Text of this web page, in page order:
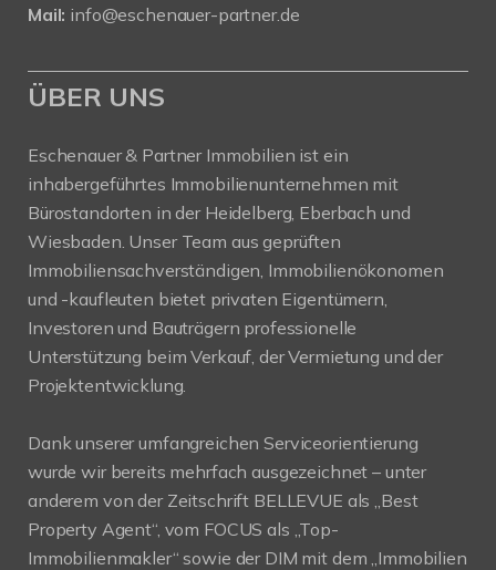
Mail: info@eschenauer-partner.de
ÜBER UNS
Eschenauer & Partner Immobilien ist ein
inhabergeführtes Immobilienunternehmen mit
Bürostandorten in der Heidelberg, Eberbach und
Wiesbaden. Unser Team aus geprüften
Immobiliensachverständigen, Immobilienökonomen
und -kaufleuten bietet privaten Eigentümern,
Investoren und Bauträgern professionelle
Unterstützung beim Verkauf, der Vermietung und der
Projektentwicklung.
Dank unserer umfangreichen Serviceorientierung
wurde wir bereits mehrfach ausgezeichnet – unter
anderem von der Zeitschrift BELLEVUE als „Best
Property Agent“, vom FOCUS als „Top-
Immobilienmakler“ sowie der DIM mit dem „Immobilien